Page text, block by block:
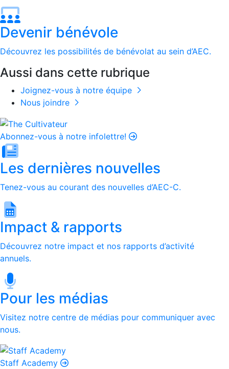
Devenir bénévole
Découvrez les possibilités de bénévolat au sein d’AEC.
Aussi dans cette rubrique
Joignez-vous à notre équipe
Nous joindre
Abonnez-vous à notre infolettre!
Les dernières nouvelles
Tenez-vous au courant des nouvelles d’AEC-C.
Impact & rapports
Découvrez notre impact et nos rapports d’activité
annuels.
Pour les médias
Visitez notre centre de médias pour communiquer avec
nous.
Staff Academy